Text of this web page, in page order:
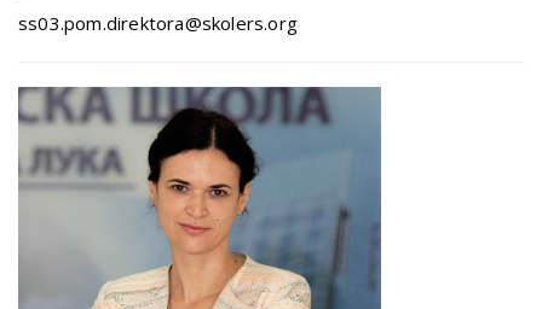
ss03.pom.direktora@skolers.org